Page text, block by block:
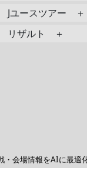
Jユースツアー ＋
リザルト ＋
・会場情報をAIに最適